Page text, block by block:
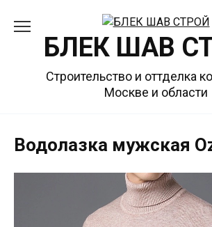
содержаниюБЛЕК ШАВ
Строительство и оттделка
Москве и области
Водолазка мужская